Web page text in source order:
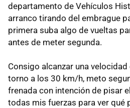
departamento de Vehículos
arranco tirando del embrague
primera suba algo de vueltas
antes de meter segunda.
Consigo alcanzar una
torno a los 30 km/h, meto
frenada con intención de pisar
todas mis fuerzas para ver qué